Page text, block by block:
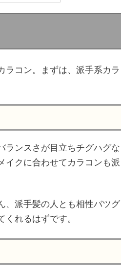
ラコン。まずは、派手系カラ
ランスさが目立ちチグハグな
イクに合わせてカラコンも派
、派手髪の人とも相性バツグ
れるはずです。